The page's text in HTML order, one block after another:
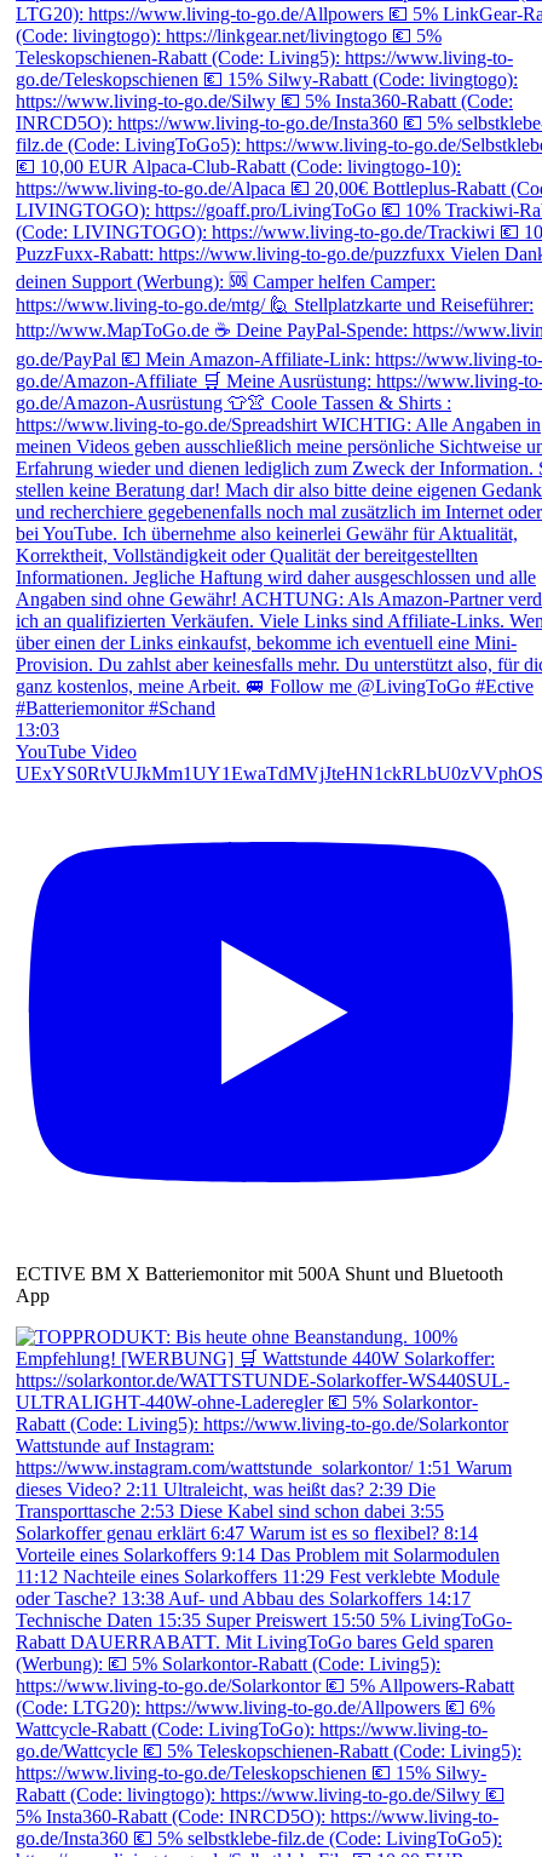
13:03
YouTube Video
ECTIVE BM X Batteriemonitor mit 500A Shunt und Bluetooth
App